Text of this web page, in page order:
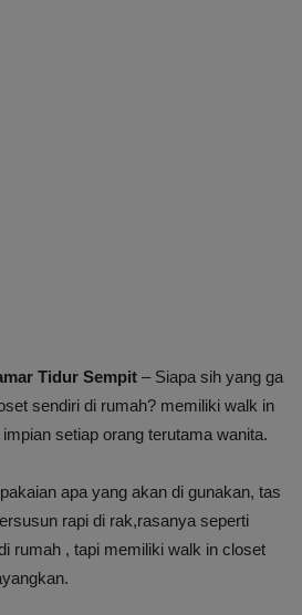
Tidur Sempit – Siapa sih yang ga
sendiri di rumah? memiliki walk in
setiap orang terutama wanita.
apa yang akan di gunakan, tas
rapi di rak,rasanya seperti
rumah , tapi memiliki walk in closet